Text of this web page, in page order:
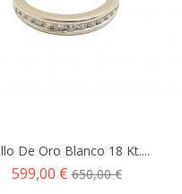
De Oro Blanco 18 Kt....
Precio
599,00 €Precio
650,00 €